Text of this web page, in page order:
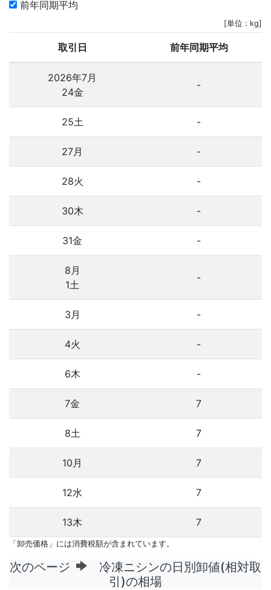
前年同期平均
[単位 : kg]
取引日 前年同期平均
2026年7月
24金
-
25土 -
27月 -
28火 -
30木 -
31金 -
8月
1土
-
3月 -
4火 -
6木 -
7金 7
8土 7
10月 7
12水 7
13木 7
「卸売価格」には消費税額が含まれています。
次のページ
冷凍ニシンの日別卸値(相対取
引)の相場